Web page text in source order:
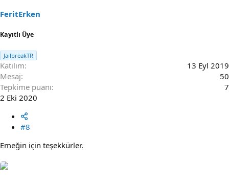
s
:
FeritErken
Kayıtlı Üye
JailbreakTR
Katılım
13 Eyl 2019
Mesaj
50
Tepkime puanı
7
2 Eki 2020
#8
Emeğin için teşekkürler.